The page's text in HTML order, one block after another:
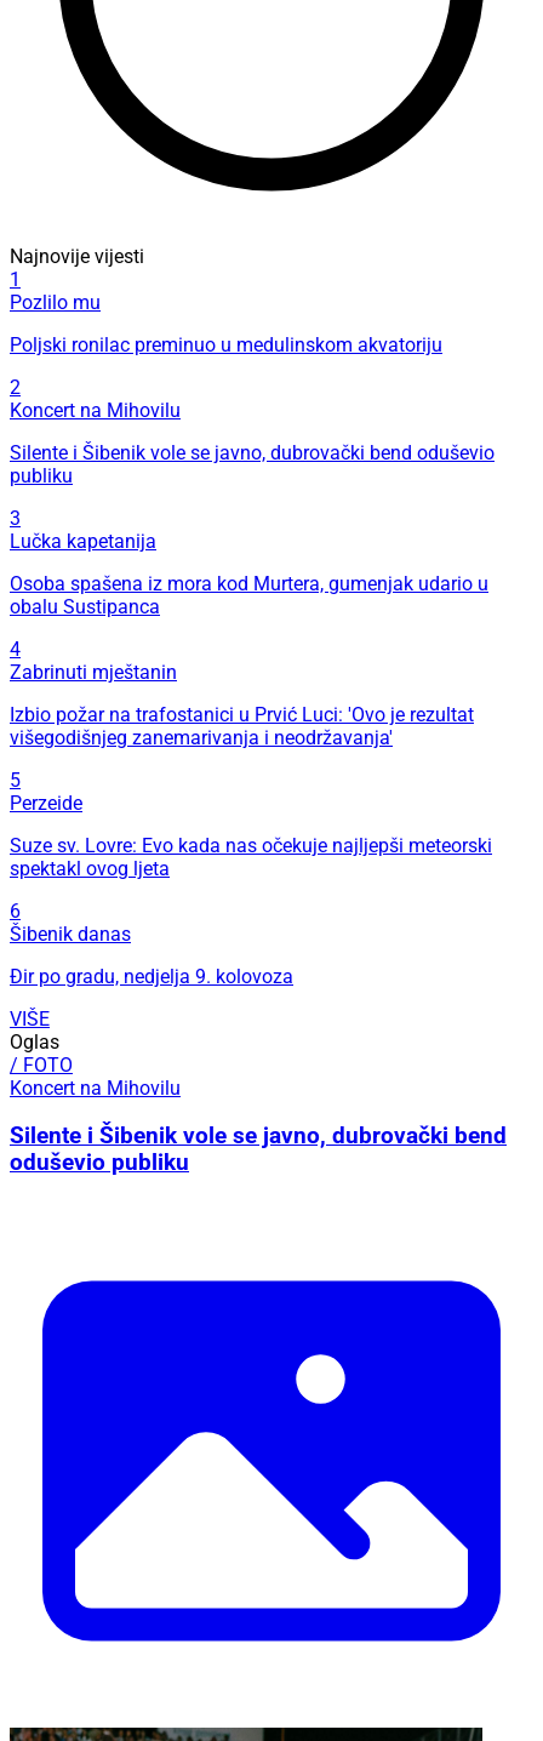
Najnovije vijesti
1
Pozlilo mu
Poljski ronilac preminuo u medulinskom akvatoriju
2
Koncert na Mihovilu
Silente i Šibenik vole se javno, dubrovački bend oduševio
publiku
3
Lučka kapetanija
Osoba spašena iz mora kod Murtera, gumenjak udario u
obalu Sustipanca
4
Zabrinuti mještanin
Izbio požar na trafostanici u Prvić Luci: 'Ovo je rezultat
višegodišnjeg zanemarivanja i neodržavanja'
5
Perzeide
Suze sv. Lovre: Evo kada nas očekuje najljepši meteorski
spektakl ovog ljeta
6
Šibenik danas
Đir po gradu, nedjelja 9. kolovoza
VIŠE
Oglas
/ FOTO
Koncert na Mihovilu
Silente i Šibenik vole se javno, dubrovački bend
oduševio publiku